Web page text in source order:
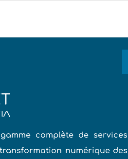
complète de services
numérique des